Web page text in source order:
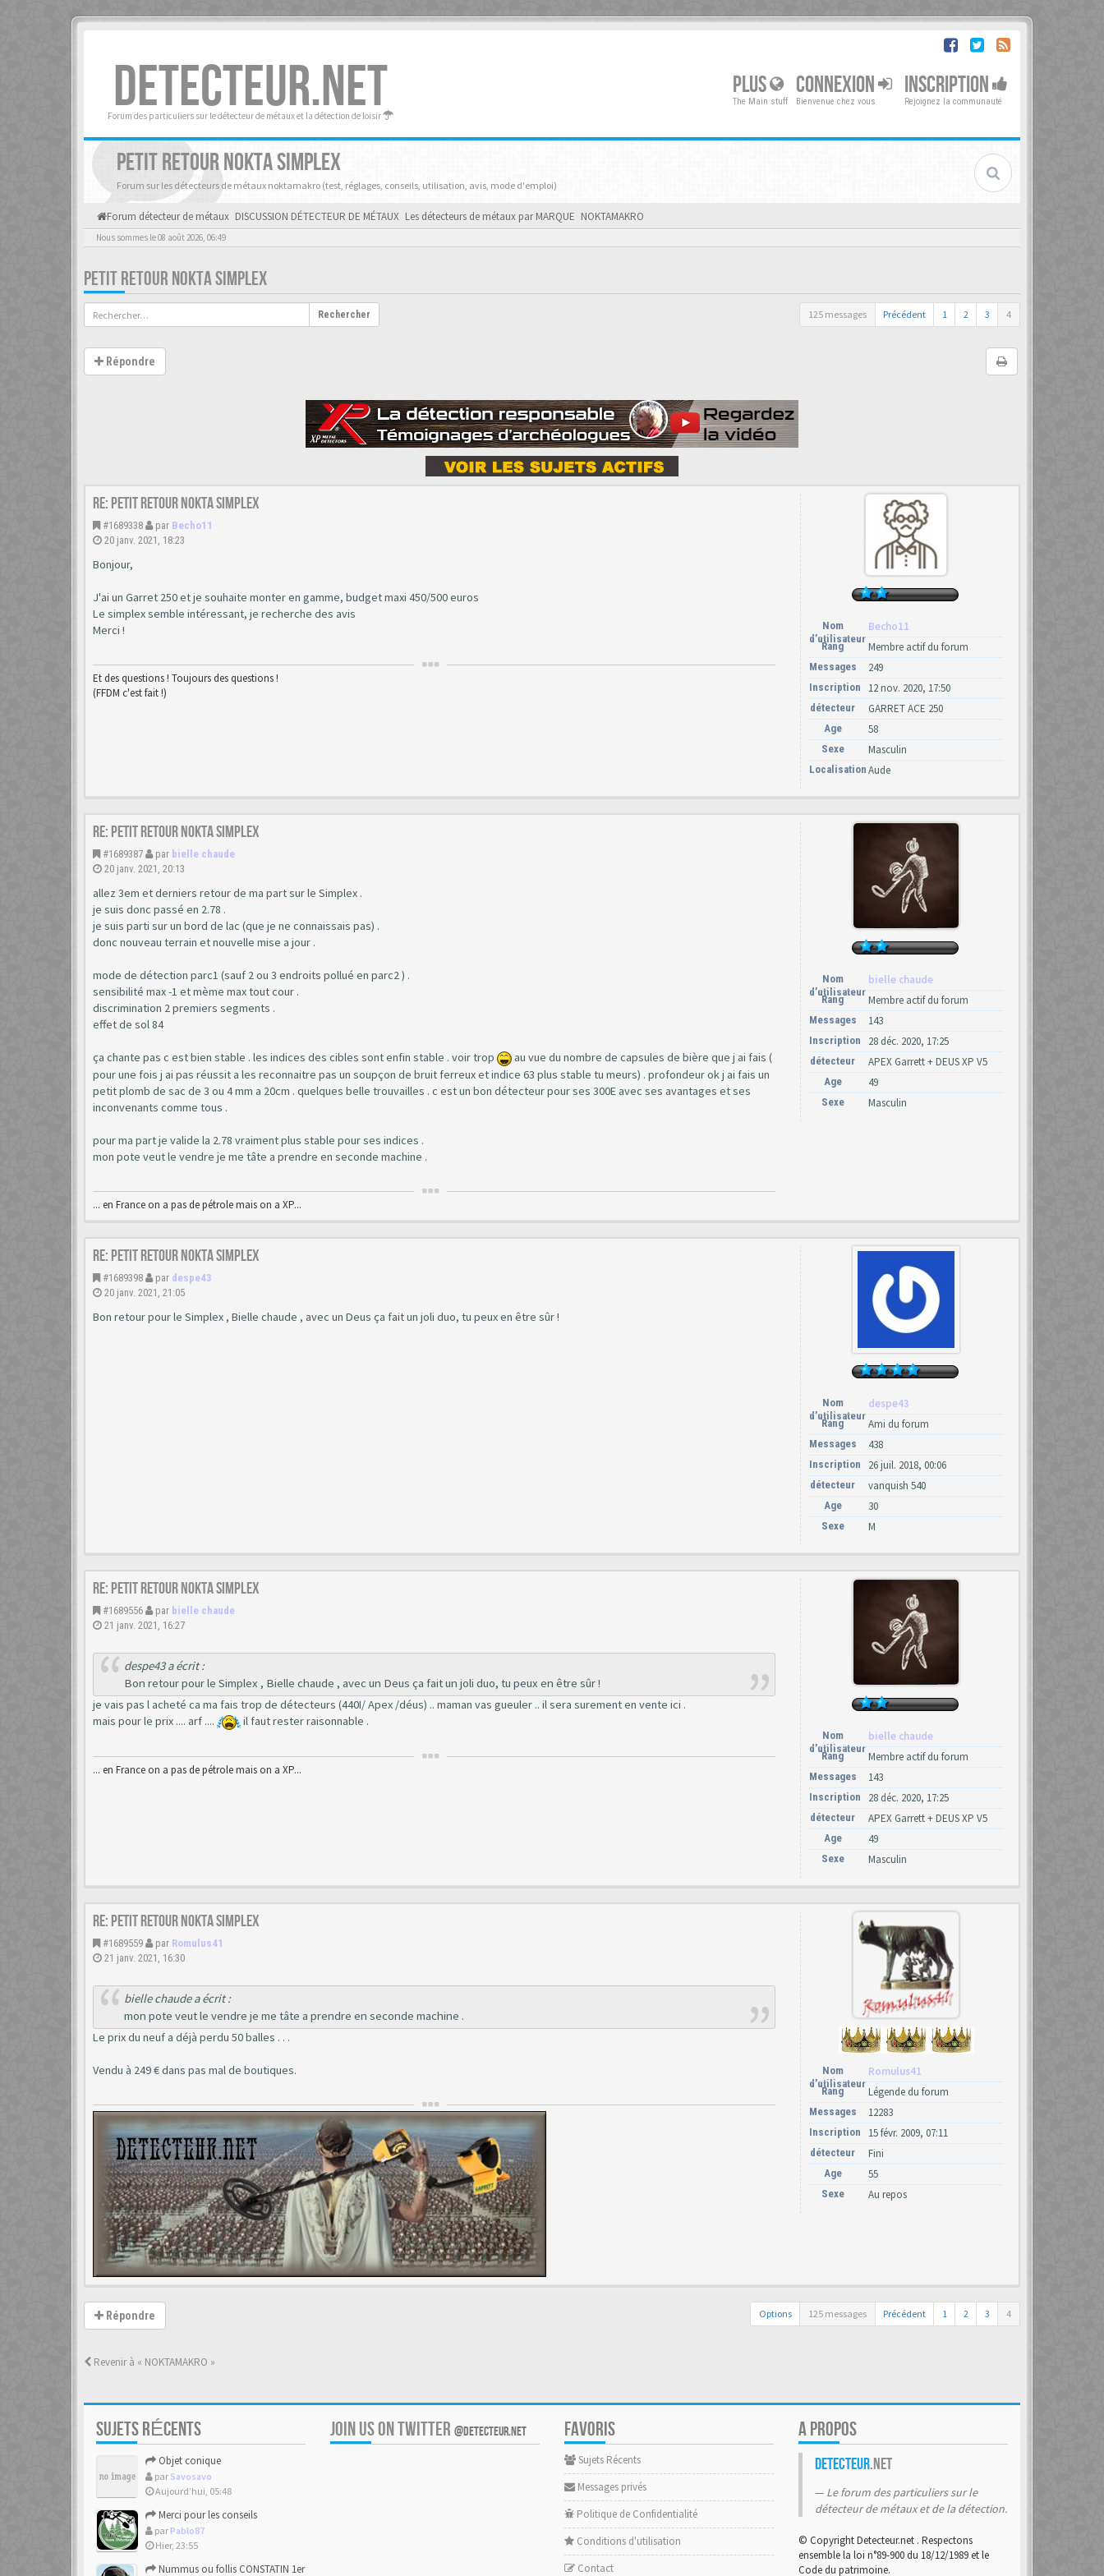
DETECTEUR.NET
Forum des particuliers sur le détecteur de métaux et la détection de loisir
PLUS
The Main stuff
CONNEXION
Bienvenue chez vous
INSCRIPTION
Rejoignez la communauté
PETIT RETOUR NOKTA SIMPLEX
Forum sur les détecteurs de métaux noktamakro (test, réglages, conseils, utilisation, avis, mode d'emploi)
Forum détecteur de métaux DISCUSSION DÉTECTEUR DE MÉTAUX Les détecteurs de métaux par MARQUE NOKTAMAKRO
Nous sommes le 08 août 2026, 06:49
PETIT RETOUR NOKTA SIMPLEX
Rechercher 125 messages Précédent 1 2 3 4
Répondre
Re: Petit retour Nokta Simplex
#1689338 par Becho11
20 janv. 2021, 18:23
Bonjour,
J'ai un Garret 250 et je souhaite monter en gamme, budget maxi 450/500 euros
Le simplex semble intéressant, je recherche des avis
Merci !
Et des questions ! Toujours des questions !
(FFDM c'est fait !)
Nom
d’utilisateur
Becho11
Rang Membre actif du forum
Messages 249
Inscription 12 nov. 2020, 17:50
détecteur GARRET ACE 250
Age 58
Sexe Masculin
Localisation Aude
Re: Petit retour Nokta Simplex
#1689387 par bielle chaude
20 janv. 2021, 20:13
allez 3em et derniers retour de ma part sur le Simplex .
je suis donc passé en 2.78 .
je suis parti sur un bord de lac (que je ne connaissais pas) .
donc nouveau terrain et nouvelle mise a jour .
mode de détection parc1 (sauf 2 ou 3 endroits pollué en parc2 ) .
sensibilité max -1 et mème max tout cour .
discrimination 2 premiers segments .
effet de sol 84
ça chante pas c est bien stable . les indices des cibles sont enfin stable . voir trop
au vue du nombre de capsules de bière que j ai fais (
pour une fois j ai pas réussit a les reconnaitre pas un soupçon de bruit ferreux et indice 63 plus stable tu meurs) . profondeur ok j ai fais un
petit plomb de sac de 3 ou 4 mm a 20cm . quelques belle trouvailles . c est un bon détecteur pour ses 300E avec ses avantages et ses
inconvenants comme tous .
pour ma part je valide la 2.78 vraiment plus stable pour ses indices .
mon pote veut le vendre je me tâte a prendre en seconde machine .
... en France on a pas de pétrole mais on a XP...
Nom
d’utilisateur
bielle chaude
Rang Membre actif du forum
Messages 143
Inscription 28 déc. 2020, 17:25
détecteur APEX Garrett + DEUS XP V5
Age 49
Sexe Masculin
Re: Petit retour Nokta Simplex
#1689398 par despe43
20 janv. 2021, 21:05
Bon retour pour le Simplex , Bielle chaude , avec un Deus ça fait un joli duo, tu peux en être sûr !
Nom
d’utilisateur
despe43
Rang Ami du forum
Messages 438
Inscription 26 juil. 2018, 00:06
détecteur vanquish 540
Age 30
Sexe M
Re: Petit retour Nokta Simplex
#1689556 par bielle chaude
21 janv. 2021, 16:27
despe43 a écrit :
Bon retour pour le Simplex , Bielle chaude , avec un Deus ça fait un joli duo, tu peux en être sûr !
je vais pas l acheté ca ma fais trop de détecteurs (440I/ Apex /déus) .. maman vas gueuler .. il sera surement en vente ici .
mais pour le prix .... arf ....
il faut rester raisonnable .
... en France on a pas de pétrole mais on a XP...
Nom
d’utilisateur
bielle chaude
Rang Membre actif du forum
Messages 143
Inscription 28 déc. 2020, 17:25
détecteur APEX Garrett + DEUS XP V5
Age 49
Sexe Masculin
Re: Petit retour Nokta Simplex
#1689559 par Romulus41
21 janv. 2021, 16:30
bielle chaude a écrit :
mon pote veut le vendre je me tâte a prendre en seconde machine .
Le prix du neuf a déjà perdu 50 balles . . .
Vendu à 249 € dans pas mal de boutiques.
Nom
d’utilisateur
Romulus41
Rang Légende du forum
Messages 12283
Inscription 15 févr. 2009, 07:11
détecteur Fini
Age 55
Sexe Au repos
Répondre Options 125 messages Précédent 1 2 3 4
Revenir à « NOKTAMAKRO »
SUJETS RÉCENTS
Objet conique
par Savosavo
Aujourd’hui, 05:48
Merci pour les conseils
par Pablo87
Hier, 23:55
Nummus ou follis CONSTATIN 1er
JOIN US ON TWITTER @DETECTEUR.NET FAVORIS
Sujets Récents
Messages privés
Politique de Confidentialité
Conditions d'utilisation
Contact
A PROPOS
Detecteur.net
Le forum des particuliers sur le
détecteur de métaux et de la détection.
© Copyright Detecteur.net . Respectons
ensemble la loi n°89-900 du 18/12/1989 et le
Code du patrimoine.